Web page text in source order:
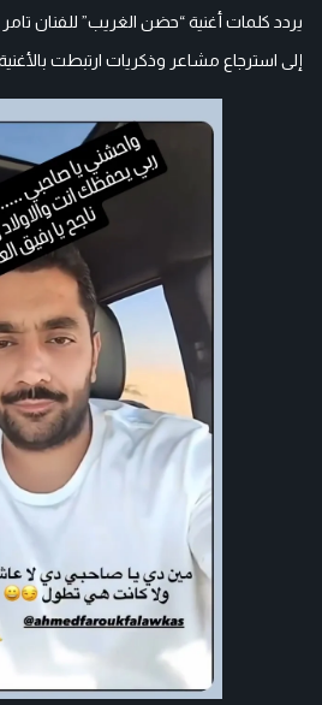
يردد كلمات أغنية “حضن الغريب” للفنان
إلى استرجاع مشاعر وذكريات ارتبطت